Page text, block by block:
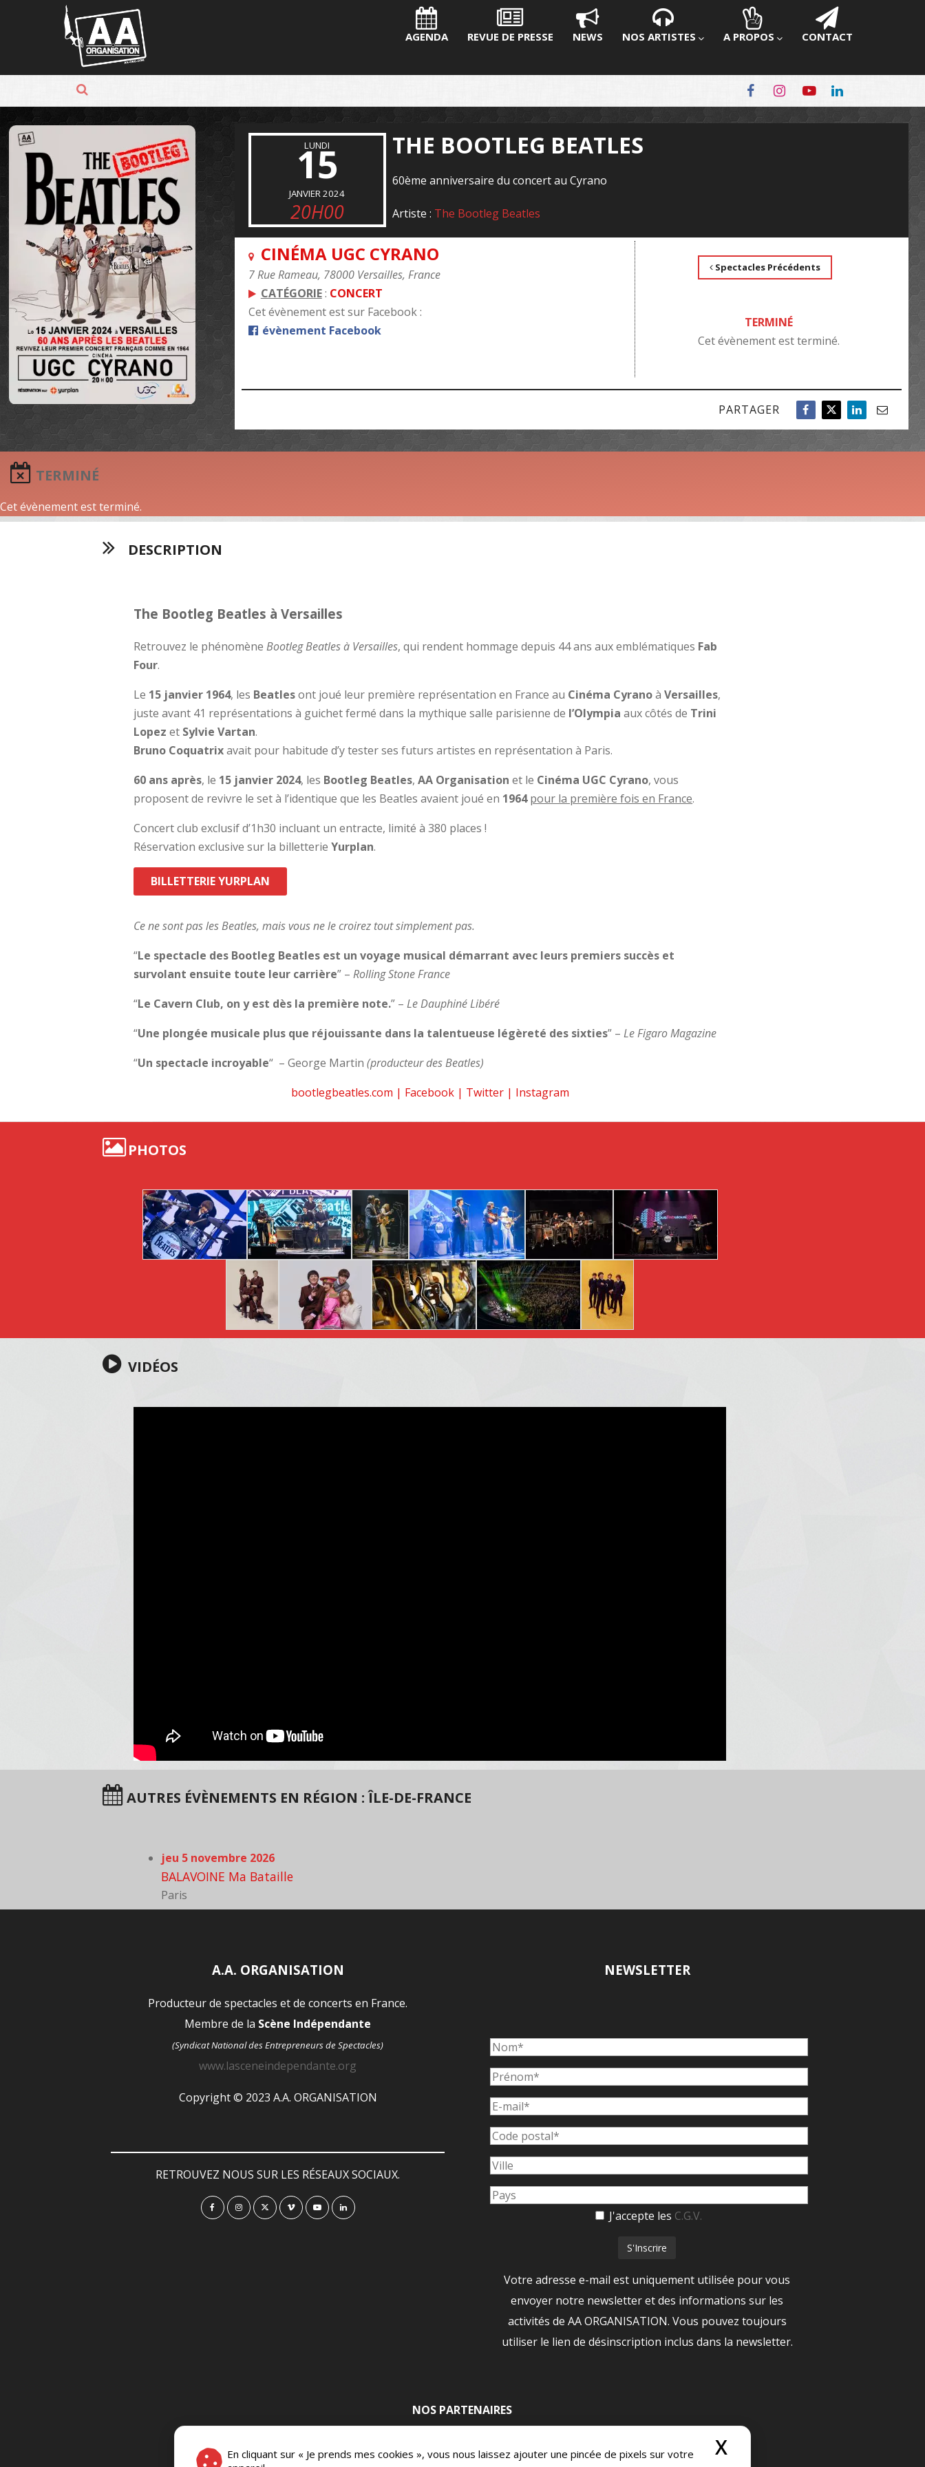
Panneau de gestion des cookies
En cliquant sur « Je prends mes cookies », vous nous laissez ajouter une pincée de pixels sur votre
X
AGENDA REVUE DE PRESSE NEWS NOS ARTISTES A PROPOS CONTACT
LUNDI
15
JANVIER 2024
20H00
THE BOOTLEG BEATLES
60ème anniversaire du concert au Cyrano
Artiste : The Bootleg Beatles
CINÉMA UGC CYRANO
7 Rue Rameau, 78000 Versailles, France
CATÉGORIE: CONCERT
Cet évènement est sur Facebook :
évènement Facebook
Spectacles Précédents
TERMINÉ
Cet évènement est terminé.
PARTAGER
TERMINÉ
Cet évènement est terminé.
DESCRIPTION
The Bootleg Beatles à Versailles
Retrouvez le phénomène Bootleg Beatles à Versailles, qui rendent hommage depuis 44 ans aux emblématiques Fab
Four.
Le 15 janvier 1964, les Beatlesont joué leur première représentation en France au Cinéma CyranoàVersailles,
juste avant 41 représentations à guichet fermé dans la mythique salle parisienne de l’Olympia aux côtés de Trini
Lopez et Sylvie Vartan.
Bruno Coquatrixavait pour habitude d’y tester ses futurs artistes en représentation à Paris.
60 ans après, le 15 janvier 2024, les Bootleg Beatles,AA Organisation et le Cinéma UGC Cyrano, vous
proposent de revivre le set à l’identique que les Beatles avaient joué en 1964 pour la première fois en France.
Concert club exclusif d’1h30 incluant un entracte, limité à 380 places !
Réservation exclusive sur la billetterieYurplan.
BILLETTERIE YURPLAN
Ce ne sont pas les Beatles, mais vous ne le croirez tout simplement pas.
“Le spectacle des Bootleg Beatles est un voyage musical démarrant avec leurs premiers succès et
survolant ensuite toute leur carrière” –Rolling Stone France
“Le Cavern Club, on y est dès la première note.” –Le Dauphiné Libéré
“Une plongée musicale plus que réjouissante dans la talentueuse légèreté des sixties” –Le Figaro Magazine
“Un spectacle incroyable“ – George Martin(producteur des Beatles)
bootlegbeatles.com | Facebook| Twitter| Instagram
PHOTOS
VIDÉOS
AUTRES ÉVÈNEMENTS EN RÉGION : ÎLE-DE-FRANCE
jeu 5 novembre 2026
BALAVOINE Ma Bataille
Paris
A.A. ORGANISATION
Producteur de spectacles et de concerts en France.
Membre de la Scène Indépendante
(Syndicat National des Entrepreneurs de Spectacles)
www.lasceneindependante.org
Copyright © 2023 A.A. ORGANISATION
RETROUVEZ NOUS SUR LES RÉSEAUX SOCIAUX.
NEWSLETTER
J'accepte les C.G.V.
Votre adresse e-mail est uniquement utilisée pour vous
envoyer notre newsletter et des informations sur les
activités de AA ORGANISATION. Vous pouvez toujours
utiliser le lien de désinscription inclus dans la newsletter.
NOS PARTENAIRES